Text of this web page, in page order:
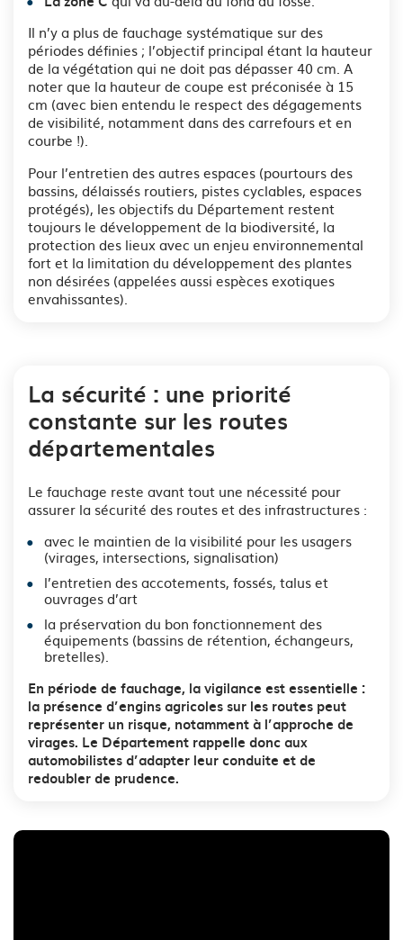
Il n’y a plus de fauchage systématique sur des
périodes définies ; l’objectif principal étant la hauteur
de la végétation qui ne doit pas dépasser 40 cm. A
noter que la hauteur de coupe est préconisée à 15
cm (avec bien entendu le respect des dégagements
de visibilité, notamment dans des carrefours et en
courbe !).
Pour l’entretien des autres espaces (pourtours des
bassins, délaissés routiers, pistes cyclables, espaces
protégés), les objectifs du Département restent
toujours le développement de la biodiversité, la
protection des lieux avec un enjeu environnemental
fort et la limitation du développement des plantes
non désirées (appelées aussi espèces exotiques
envahissantes).
La sécurité : une priorité
constante sur les routes
départementales
Le fauchage reste avant tout une nécessité pour
assurer la sécurité des routes et des infrastructures :
avec le maintien de la visibilité pour les usagers
(virages, intersections, signalisation)
l’entretien des accotements, fossés, talus et
ouvrages d’art
la préservation du bon fonctionnement des
équipements (bassins de rétention, échangeurs,
bretelles).
En période de fauchage, la vigilance est essentielle :
la présence d’engins agricoles sur les routes peut
représenter un risque, notamment à l’approche de
virages. Le Département rappelle donc aux
automobilistes d’adapter leur conduite et de
redoubler de prudence.